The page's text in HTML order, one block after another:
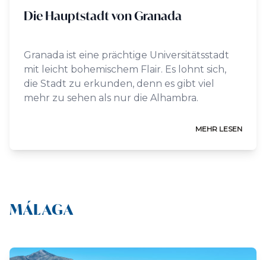
Die Hauptstadt von Granada
Granada ist eine prächtige Universitätsstadt
mit leicht bohemischem Flair. Es lohnt sich,
die Stadt zu erkunden, denn es gibt viel
mehr zu sehen als nur die Alhambra.
MEHR LESEN
MÁLAGA